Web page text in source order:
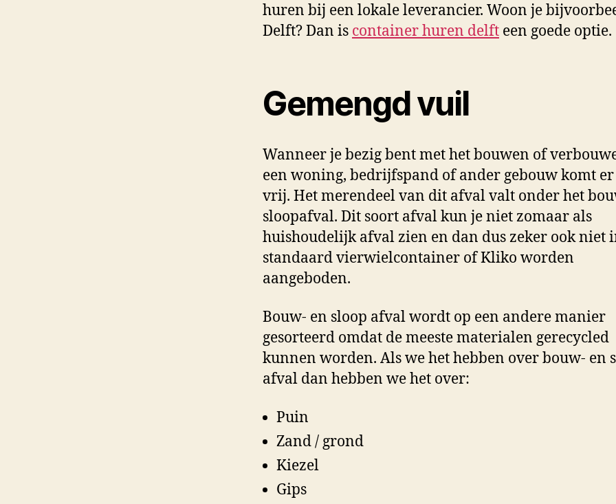
huren bij een lokale leverancier. Woon je
Delft? Dan is container huren delft een goede optie.
Gemengd vuil
Wanneer je bezig bent met het bouwen of
een woning, bedrijfspand of ander gebouw komt
vrij. Het merendeel van dit afval valt onder het
sloopafval. Dit soort afval kun je niet zomaar als
huishoudelijk afval zien en dan dus zeker ook niet
standaard vierwielcontainer of Kliko worden
aangeboden.
Bouw- en sloop afval wordt op een andere manier
gesorteerd omdat de meeste materialen gerecycled
kunnen worden. Als we het hebben over bouw- en
afval dan hebben we het over:
Puin
Zand / grond
Kiezel
Gips